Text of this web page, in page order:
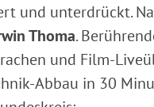
und unterdrückt.
Thoma.
und Film-
Abbau in 30